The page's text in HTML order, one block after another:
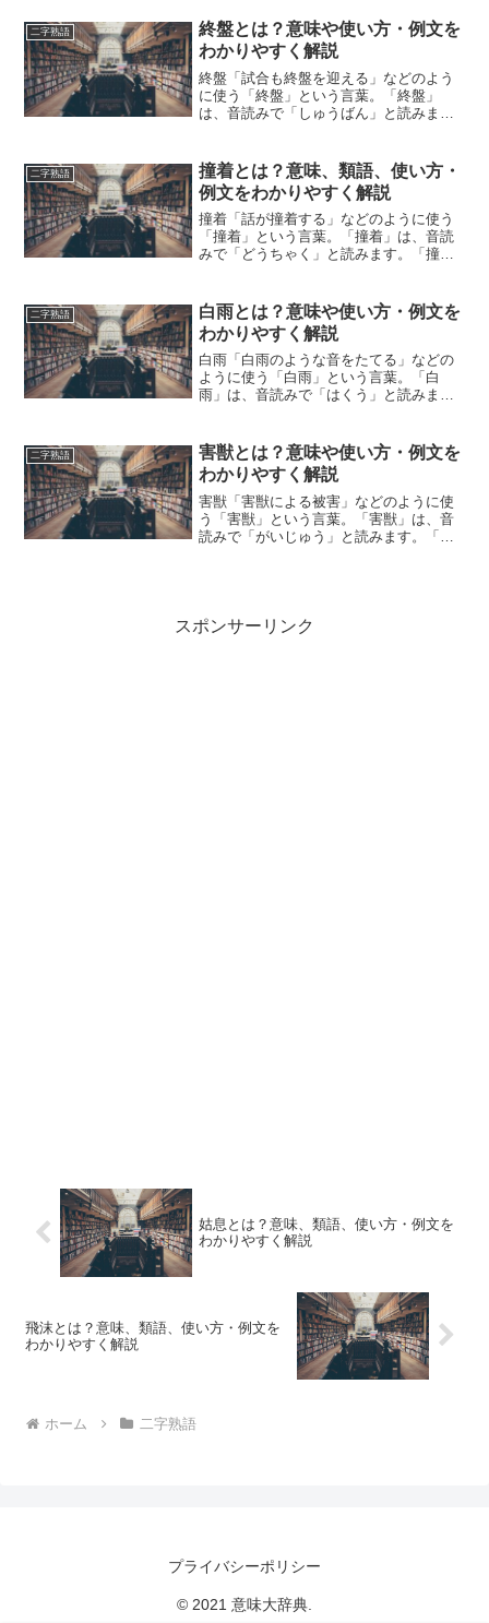
について、小説などの用例を紹介して、
わかりやすく解説していき...
二字熟語
終盤とは？意味や使い方・例文を
わかりやすく解説
終盤「試合も終盤を迎える」などのよう
に使う「終盤」という言葉。「終盤」
は、音読みで「しゅうばん」と読みま
意味や使い方について、小説などの用例
を紹介して、わかりやすく解説...
二字熟語
撞着とは？意味、類語、使い方・
例文をわかりやすく解説
撞着「話が撞着する」などのように使う
「撞着」という言葉。「撞着」は、音読
みで「どうちゃく」と読みます。「撞
い方や類語について、小説などの用例を
紹介して、わかりやすく解説...
二字熟語
白雨とは？意味や使い方・例文を
わかりやすく解説
白雨「白雨のような音をたてる」などの
ように使う「白雨」という言葉。「白
雨」は、音読みで「はくう」と読みま
意味や使い方について、小説などの用例
を紹介して、わかりやすく解説...
二字熟語
害獣とは？意味や使い方・例文を
わかりやすく解説
害獣「害獣による被害」などのように使
う「害獣」という言葉。「害獣」は、音
読みで「がいじゅう」と読みます。「害
スポンサーリンク
姑息とは？意味、類語、使い方・例文を
わかりやすく解説
飛沫とは？意味、類語、使い方・例文を
わかりやすく解説
ホーム 二字熟語
プライバシーポリシー
© 2021 意味大辞典.